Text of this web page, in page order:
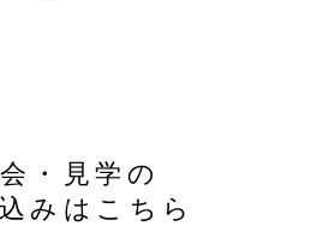
・見学の
みはこちら